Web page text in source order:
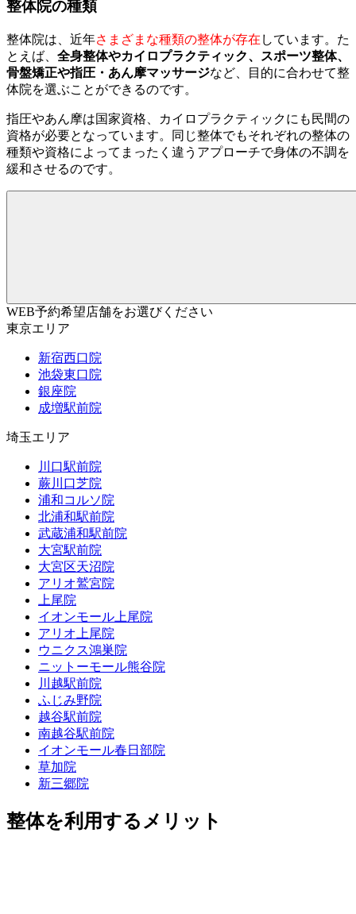
整体院の種類
整体院は、近年さまざまな種類の整体が存在 しています。た
とえば、 全身整体やカイロプラクティック、スポーツ整体、
骨盤矯正や指圧・あん摩マッサージなど、目的に合わせて整
体院を選ぶことができるのです。
指圧やあん摩は国家資格、カイロプラクティックにも民間の
資格が必要となっています。同じ整体でもそれぞれの整体の
種類や資格によってまったく違うアプローチで身体の不調を
緩和させるのです。
WEB予約希望店舗をお選びください
東京エリア
新宿西口院
池袋東口院
銀座院
成増駅前院
埼玉エリア
川口駅前院
蕨川口芝院
浦和コルソ院
北浦和駅前院
武蔵浦和駅前院
大宮駅前院
大宮区天沼院
アリオ鷲宮院
上尾院
イオンモール上尾院
アリオ上尾院
ウニクス鴻巣院
ニットーモール熊谷院
川越駅前院
ふじみ野院
越谷駅前院
南越谷駅前院
イオンモール春日部院
草加院
新三郷院
整体を利用するメリット